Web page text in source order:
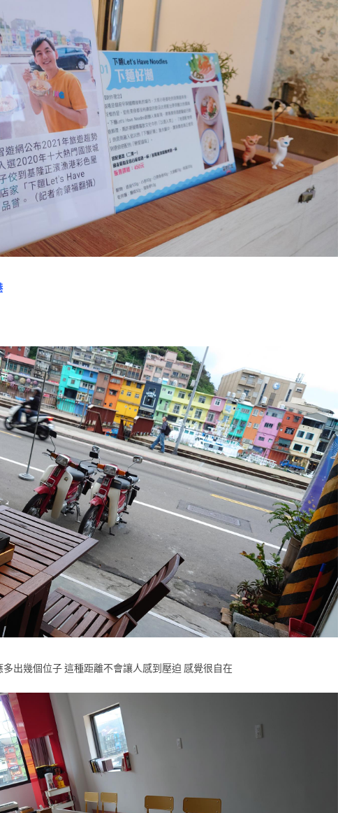
出幾個位子 這種距離不會讓人感到壓迫 感覺很自在